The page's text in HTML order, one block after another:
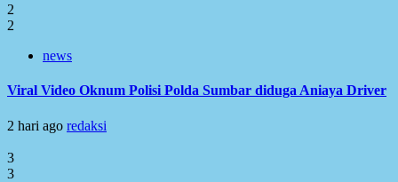
2
2
news
Viral Video Oknum Polisi Polda Sumbar diduga Aniaya Driver
2 hari ago redaksi
3
3